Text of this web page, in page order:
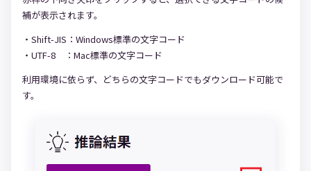
補が表示されます。
・Shift-JIS：Windows標準の文字コード
・UTF-8 ：Mac標準の文字コード
利用環境に依らず、どちらの文字コードでもダウンロード可能で
す。